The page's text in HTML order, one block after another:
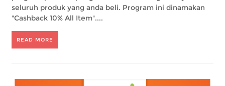
seluruh produk yang anda beli. Program ini dinamakan
"Cashback 10% All Item"....
READ MORE